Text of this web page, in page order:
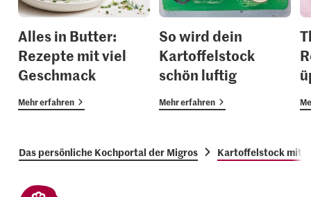
Alles in Butter:
Rezepte mit viel
Geschmack
Mehr erfahren
So wird dein
Kartoffelstock
schön luftig
Mehr erfahren
Das persönliche Kochportal der Migros Kartoffelstock mit